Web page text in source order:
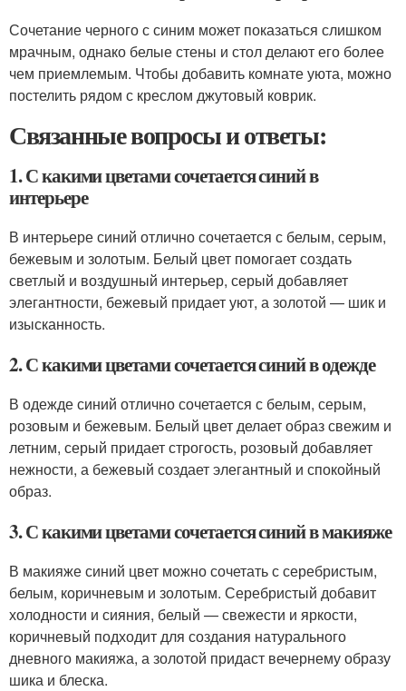
Сочетание черного с синим может показаться слишком
мрачным, однако белые стены и стол делают его более
чем приемлемым. Чтобы добавить комнате уюта, можно
постелить рядом с креслом джутовый коврик.
Связанные вопросы и ответы:
1. С какими цветами сочетается синий в
интерьере
В интерьере синий отлично сочетается с белым, серым,
бежевым и золотым. Белый цвет помогает создать
светлый и воздушный интерьер, серый добавляет
элегантности, бежевый придает уют, а золотой — шик и
изысканность.
2. С какими цветами сочетается синий в одежде
В одежде синий отлично сочетается с белым, серым,
розовым и бежевым. Белый цвет делает образ свежим и
летним, серый придает строгость, розовый добавляет
нежности, а бежевый создает элегантный и спокойный
образ.
3. С какими цветами сочетается синий в макияже
В макияже синий цвет можно сочетать с серебристым,
белым, коричневым и золотым. Серебристый добавит
холодности и сияния, белый — свежести и яркости,
коричневый подходит для создания натурального
дневного макияжа, а золотой придаст вечернему образу
шика и блеска.